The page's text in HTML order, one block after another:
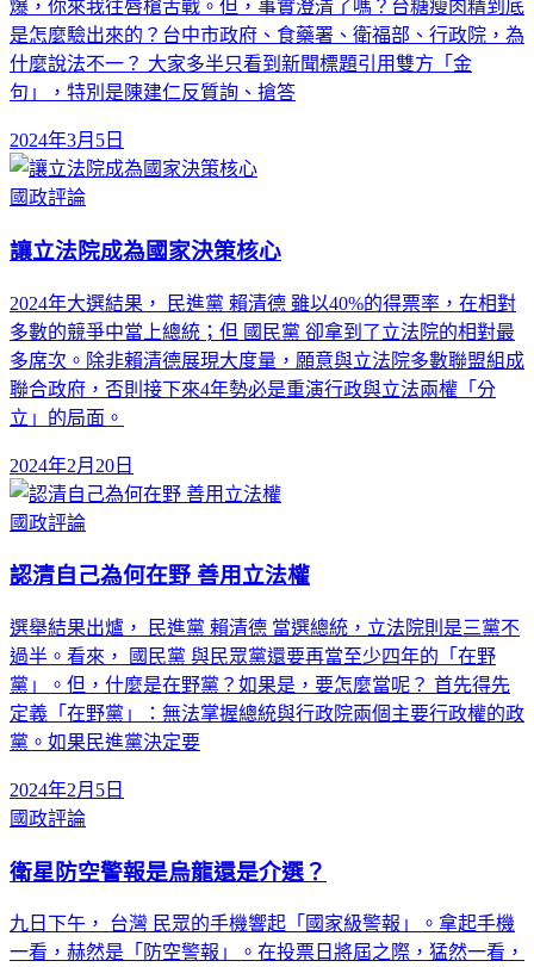
爆，你來我往唇槍舌戰。但，事實澄清了嗎？台糖瘦肉精到底
是怎麼驗出來的？台中市政府、食藥署、衛福部、行政院，為
什麼說法不一？ 大家多半只看到新聞標題引用雙方「金
句」，特別是陳建仁反質詢、搶答
2024年3月5日
國政評論
讓立法院成為國家決策核心
2024年大選結果， 民進黨 賴清德 雖以40%的得票率，在相對
多數的競爭中當上總統；但 國民黨 卻拿到了立法院的相對最
多席次。除非賴清德展現大度量，願意與立法院多數聯盟組成
聯合政府，否則接下來4年勢必是重演行政與立法兩權「分
立」的局面。
2024年2月20日
國政評論
認清自己為何在野 善用立法權
選舉結果出爐， 民進黨 賴清德 當選總統，立法院則是三黨不
過半。看來， 國民黨 與民眾黨還要再當至少四年的「在野
黨」。但，什麼是在野黨？如果是，要怎麼當呢？ 首先得先
定義「在野黨」：無法掌握總統與行政院兩個主要行政權的政
黨。如果民進黨決定要
2024年2月5日
國政評論
衛星防空警報是烏龍還是介選？
九日下午， 台灣 民眾的手機響起「國家級警報」。拿起手機
一看，赫然是「防空警報」。在投票日將屆之際，猛然一看，